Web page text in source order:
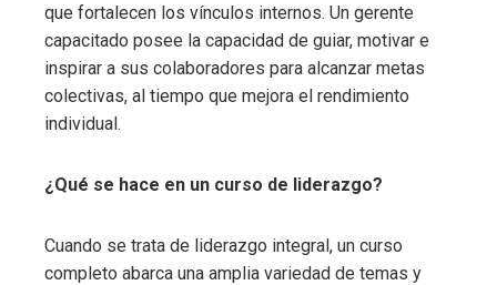
que fortalecen los vínculos internos. Un gerente
capacitado posee la capacidad de guiar, motivar e
inspirar a sus colaboradores para alcanzar metas
colectivas, al tiempo que mejora el rendimiento
individual.
¿Qué se hace en un curso de liderazgo?
Cuando se trata de liderazgo integral, un curso
completo abarca una amplia variedad de temas y